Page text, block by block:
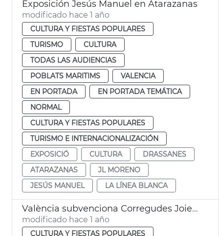
Exposición Jesús Manuel en Atarazanas
modificado hace 1 año
CULTURA Y FIESTAS POPULARES
TURISMO
CULTURA
TODAS LAS AUDIENCIAS
POBLATS MARITIMS
VALENCIA
EN PORTADA
EN PORTADA TEMÁTICA
NORMAL
CULTURA Y FIESTAS POPULARES
TURISMO E INTERNACIONALIZACIÓN
EXPOSICIÓ
CULTURA
DRASSANES
ATARAZANAS
JL MORENO
JESÚS MANUEL
LA LÍNEA BLANCA
València subvenciona Corregudes Joies de Pinedo
modificado hace 1 año
CULTURA Y FIESTAS POPULARES